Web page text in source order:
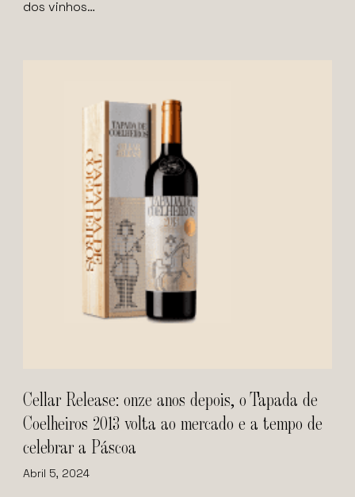
dos vinhos…
Cellar Release: onze anos depois, o Tapada de
Coelheiros 2013 volta ao mercado e a tempo de
celebrar a Páscoa
Abril 5, 2024